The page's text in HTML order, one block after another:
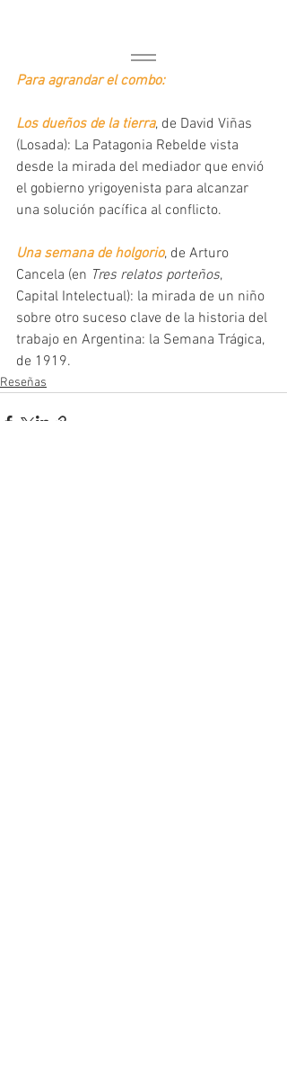
Para agrandar el combo:
Los dueños de la tierra, de David Viñas
(Losada): La Patagonia Rebelde vista
desde la mirada del mediador que envió
el gobierno yrigoyenista para alcanzar
una solución pacífica al conflicto.
Una semana de holgorio, de Arturo
Cancela (en Tres relatos porteños,
Capital Intelectual): la mirada de un niño
sobre otro suceso clave de la historia del
trabajo en Argentina: la Semana Trágica,
de 1919.
Reseñas